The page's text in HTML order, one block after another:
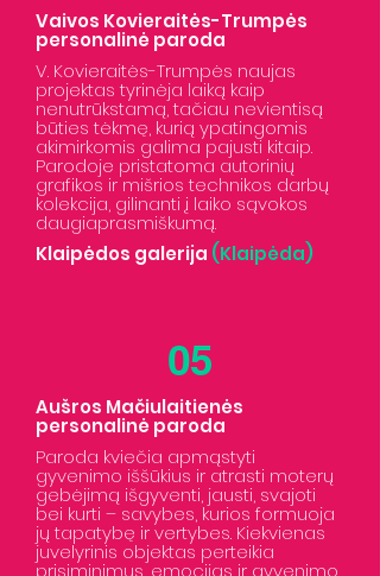
Vaivos Kovieraitės-Trumpės
personalinė paroda
V. Kovieraitės-Trumpės naujas
projektas tyrinėja laiką kaip
nenutrūkstamą, tačiau nevientisą
būties tėkmę, kurią ypatingomis
akimirkomis galima pajusti kitaip.
Parodoje pristatoma autorinių
grafikos ir mišrios technikos darbų
kolekcija, gilinanti į laiko sąvokos
daugiaprasmiškumą.
Klaipėdos galerija (Klaipėda)
05
Aušros Mačiulaitienės
personalinė paroda
Paroda kviečia apmąstyti
gyvenimo iššūkius ir atrasti moterų
gebėjimą išgyventi, jausti, svajoti
bei kurti – savybes, kurios formuoja
jų tapatybę ir vertybes. Kiekvienas
juvelyrinis objektas perteikia
prisiminimus, emocijas ir gyvenimo